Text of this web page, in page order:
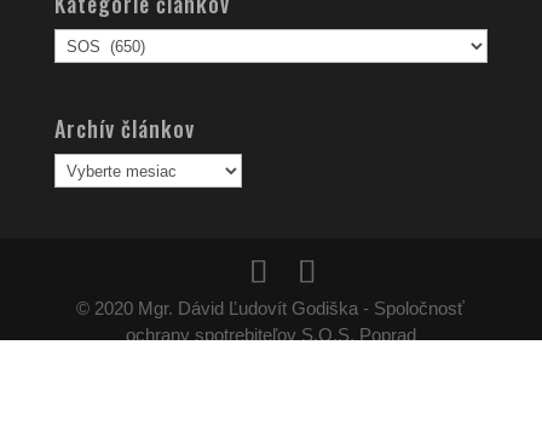
Kategórie
článkov
Archív článkov
Archív
článkov
© 2020 Mgr. Dávid Ľudovít Godiška - Spoločnosť
ochrany spotrebiteľov S.O.S. Poprad